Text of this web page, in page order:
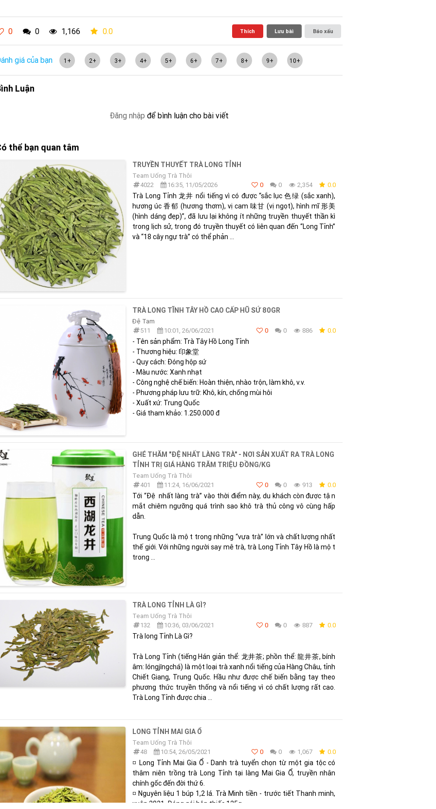
0 0 1,166 0.0 Thích Lưu bài Báo xấu
giá của bạn 1+ 2+ 3+ 4+ 5+ 6+ 7+ 8+ 9+ 10+
Luận
Đăng nhập để bình luận cho bài viết
thể bạn quan tâm
TRUYỀN THUYẾT TRÀ LONG TỈNH
Team Uống Trà Thôi
4022
16:35, 11/05/2026 0 0 2,354 0.0
Trà Long Tỉnh 龙井 nổi tiếng vì có được “sắc lục 色绿 (sắc xanh),
hương úc 香郁 (hương thơm), vị cam 味甘 (vị ngọt), hình mĩ 形美
(hình dáng đẹp)”, đã lưu lại không ít những truyền thuyết thần kì
trong lịch sử, trong đó truyền thuyết có liên quan đến “Long Tỉnh”
và “18 cây ngự trà” có thể phản ...
TRÀ LONG TĨNH TÂY HỒ CAO CẤP HŨ SỨ 80GR
Đệ Tam
511
10:01, 26/06/2021 0 0 886 0.0
- Tên sản phẩm: Trà Tây Hồ Long Tỉnh
- Thương hiệu: 印象堂
- Quy cách: Đóng hộp sứ
- Màu nước: Xanh nhạt
- Công nghệ chế biến: Hoàn thiện, nhào trộn, làm khô, v.v.
- Phương pháp lưu trữ: Khô, kín, chống mùi hôi
- Xuất xứ: Trung Quốc
- Giá tham khảo: 1.250.000 đ
GHÉ THĂM "ĐỆ NHẤT LÀNG TRÀ" - NƠI SẢN XUẤT RA TRÀ LONG
TỈNH TRỊ GIÁ HÀNG TRĂM TRIỆU ĐỒNG/KG
Team Uống Trà Thôi
401
11:24, 16/06/2021 0 0 913 0.0
Tới “Đệ nhất làng trà” vào thời điểm này, du khách còn được tận
mắt chiêm ngưỡng quá trình sao khô trà thủ công vô cùng hấp
dẫn.
Trung Quốc là một trong những “vựa trà” lớn và chất lượng nhất
thế giới. Với những người say mê trà, trà Long Tỉnh Tây Hồ là một
trong ...
TRÀ LONG TỈNH LÀ GÌ?
Team Uống Trà Thôi
132
10:36, 03/06/2021 0 0 887 0.0
Trà long Tỉnh Là Gì?
Trà Long Tỉnh (tiếng Hán giản thể: 龙井茶; phồn thể: 龍井茶, bính
âm: lóngjǐngchá) là một loại trà xanh nổi tiếng của Hàng Châu, tỉnh
Chiết Giang, Trung Quốc. Hầu như được chế biến bằng tay theo
phương thức truyền thống và nổi tiếng vì có chất lượng rất cao.
Trà Long Tỉnh được chia ...
LONG TỈNH MAI GIA Ổ
Team Uống Trà Thôi
48
10:54, 26/05/2021 0 0 1,067 0.0
◽ Long Tỉnh Mai Gia Ổ - Danh trà tuyển chọn từ một gia tộc có
thâm niên trồng trà Long Tỉnh tại làng Mai Gia Ổ, truyền nhân
chính gốc đến đời thứ 6.
◽ Nguyên liệu 1 búp 1,2 lá. Trà Minh tiền - trước tiết Thanh minh,
xuân 2021. Đóng gói hộp thiếc 125g.